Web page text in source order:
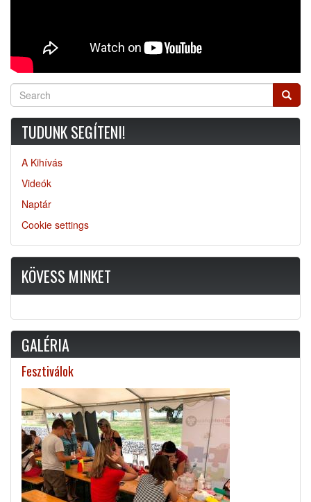
Search
TUDUNK SEGÍTENI!
A Kihívás
Videók
Naptár
Cookie settings
KÖVESS MINKET
GALÉRIA
Fesztiválok